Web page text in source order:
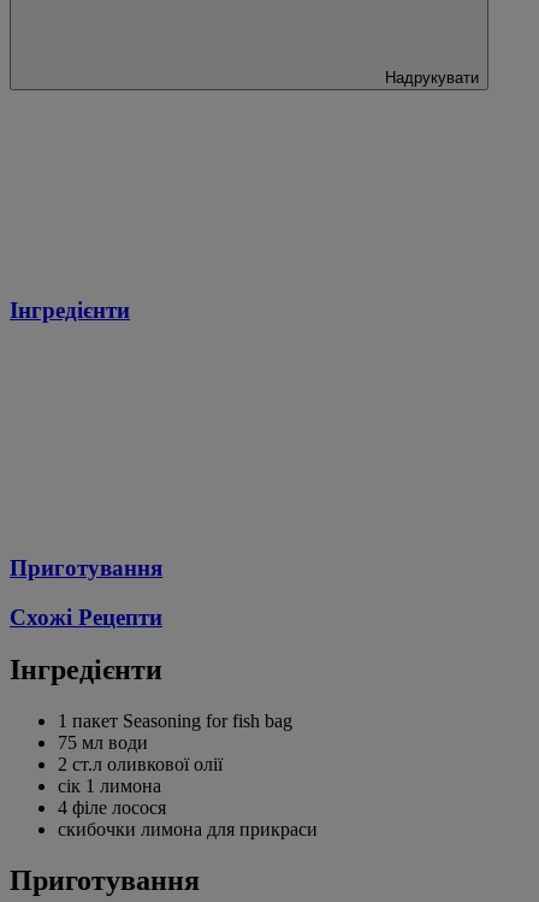
Надрукувати
Інгредієнти
Приготування
Схожі Рецепти
Інгредієнти
1 пакет Seasoning for fish bag
75 мл води
2 ст.л оливкової олії
сік 1 лимона
4 філе лосося
скибочки лимона для прикраси
Приготування